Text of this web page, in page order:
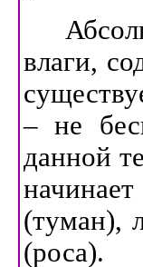
влаги,
– не
данной
(туман),
(роса).